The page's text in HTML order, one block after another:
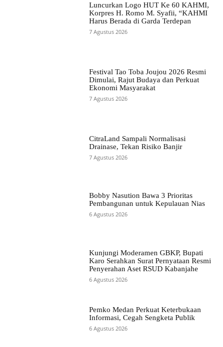
Luncurkan Logo HUT Ke 60 KAHMI,
Korpres H. Romo M. Syafii, “KAHMI
Harus Berada di Garda Terdepan
7 Agustus 2026
Festival Tao Toba Joujou 2026 Resmi
Dimulai, Rajut Budaya dan Perkuat
Ekonomi Masyarakat
7 Agustus 2026
CitraLand Sampali Normalisasi
Drainase, Tekan Risiko Banjir
7 Agustus 2026
Bobby Nasution Bawa 3 Prioritas
Pembangunan untuk Kepulauan Nias
6 Agustus 2026
Kunjungi Moderamen GBKP, Bupati
Karo Serahkan Surat Pernyataan Resmi
Penyerahan Aset RSUD Kabanjahe
6 Agustus 2026
Pemko Medan Perkuat Keterbukaan
Informasi, Cegah Sengketa Publik
6 Agustus 2026